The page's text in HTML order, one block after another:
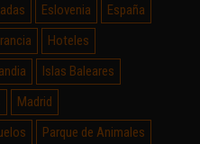
Eslovenia
España
Hoteles
Islas Baleares
Madrid
Parque de Animales